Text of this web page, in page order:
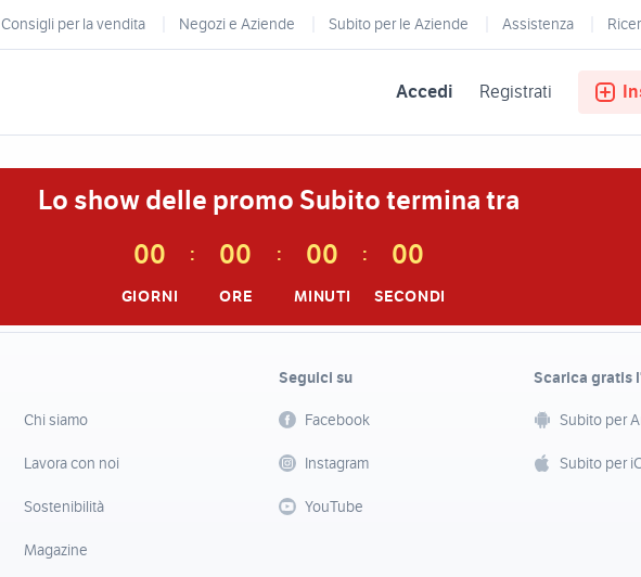
Consigli per la vendita Negozi e Aziende Subito per le Aziende Assistenza
Accedi Registrati
Lo show delle promo Subito termina tra
00
GIORNI
: 00
ORE
: 00
MINUTI
: 00
SECONDI
Chi siamo
Lavora con noi
Sostenibilità
Magazine
Seguici su
Facebook
Instagram
YouTube
Scarica gratis
Subito per
Subito per